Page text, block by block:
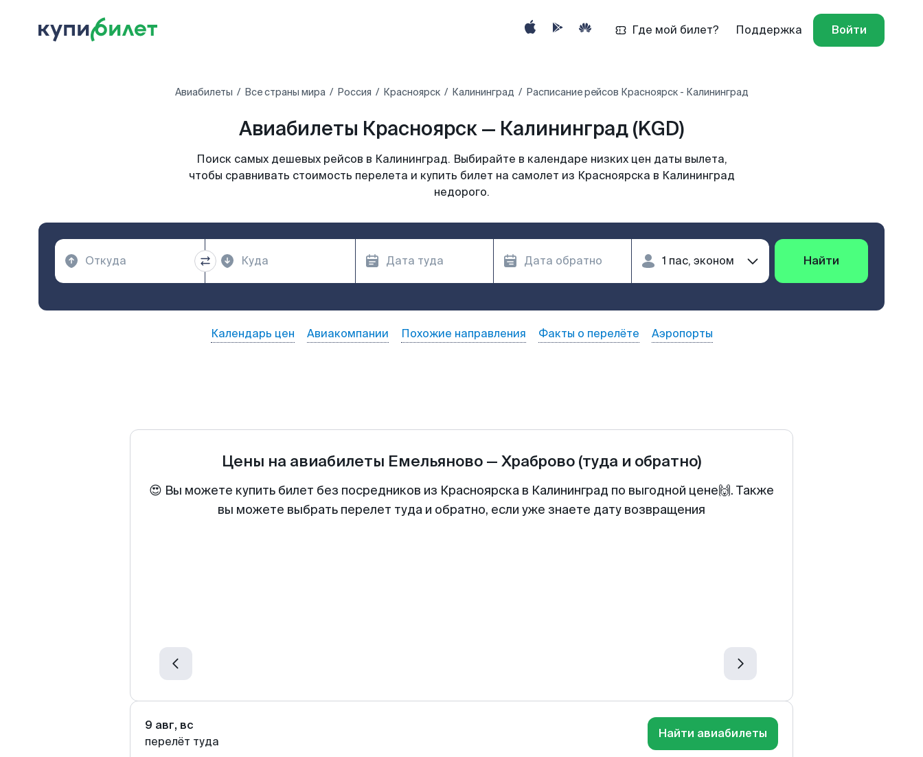
Где мой билет? Поддержка Войти
Авиабилеты Все страны мира Россия Красноярск Калининград Расписание рейсов Красноярск - Калининград
Авиабилеты Красноярск — Калининград (KGD)
Поиск самых дешевых рейсов в Калининград. Выбирайте в календаре низких цен даты вылета,
чтобы сравнивать стоимость перелета и купить билет на самолет из Красноярска в Калининград
недорого.
Найти
Календарь цен Авиакомпании Похожие направления Факты о перелёте Аэропорты
Цены на авиабилеты Емельяново — Храброво (туда и обратно)
😍 Вы можете купить билет без посредников из Красноярска в Калининград по выгодной цене🙌. Также
вы можете выбрать перелет туда и обратно, если уже знаете дату возвращения
9 авг, вс
перелёт туда
Найти авиабилеты